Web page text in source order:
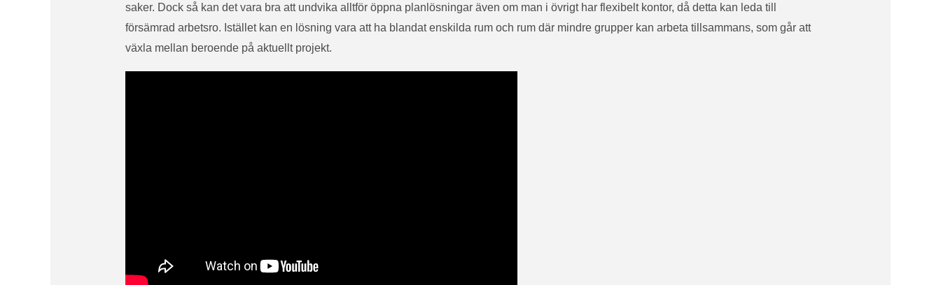
saker. Dock så kan det vara bra att undvika alltför öppna planlösningar även om man i övrigt har flexibelt kontor, då detta kan leda till
försämrad arbetsro. Istället kan en lösning vara att ha blandat enskilda rum och rum där mindre grupper kan arbeta tillsammans, som går att
växla mellan beroende på aktuellt projekt.